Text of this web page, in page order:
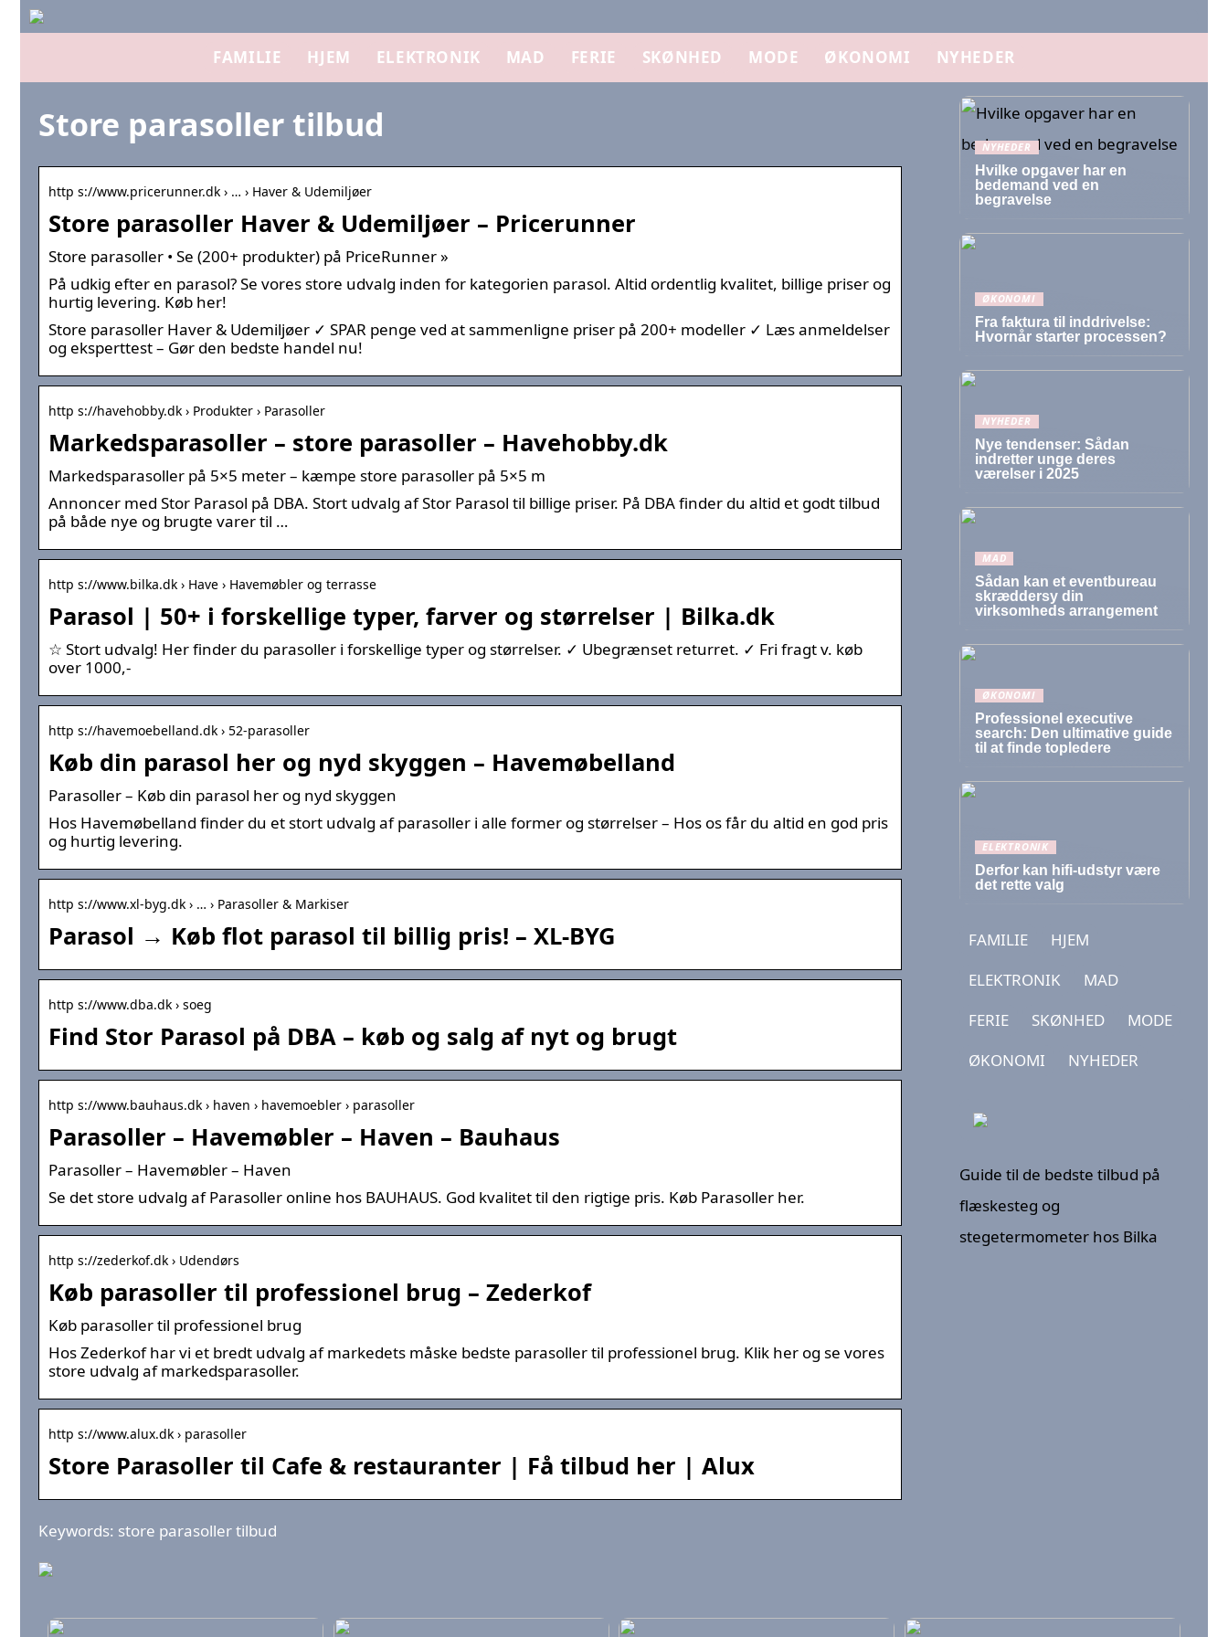
FAMILIE HJEM ELEKTRONIK MAD FERIE SKØNHED MODE ØKONOMI NYHEDER
Store parasoller tilbud
http s://www.pricerunner.dk › … › Haver & Udemiljøer
Store parasoller Haver & Udemiljøer – Pricerunner
Store parasoller • Se (200+ produkter) på PriceRunner »
På udkig efter en parasol? Se vores store udvalg inden for kategorien parasol. Altid ordentlig kvalitet, billige priser og
hurtig levering. Køb her!
Store parasoller Haver & Udemiljøer ✓ SPAR penge ved at sammenligne priser på 200+ modeller ✓ Læs anmeldelser
og eksperttest – Gør den bedste handel nu!
http s://havehobby.dk › Produkter › Parasoller
Markedsparasoller – store parasoller – Havehobby.dk
Markedsparasoller på 5×5 meter – kæmpe store parasoller på 5×5 m
Annoncer med Stor Parasol på DBA. Stort udvalg af Stor Parasol til billige priser. På DBA finder du altid et godt tilbud
på både nye og brugte varer til …
http s://www.bilka.dk › Have › Havemøbler og terrasse
Parasol | 50+ i forskellige typer, farver og størrelser | Bilka.dk
☆ Stort udvalg! Her finder du parasoller i forskellige typer og størrelser. ✓ Ubegrænset returret. ✓ Fri fragt v. køb
over 1000,-
http s://havemoebelland.dk › 52-parasoller
Køb din parasol her og nyd skyggen – Havemøbelland
Parasoller – Køb din parasol her og nyd skyggen
Hos Havemøbelland finder du et stort udvalg af parasoller i alle former og størrelser – Hos os får du altid en god pris
og hurtig levering.
http s://www.xl-byg.dk › … › Parasoller & Markiser
Parasol → Køb flot parasol til billig pris! – XL-BYG
http s://www.dba.dk › soeg
Find Stor Parasol på DBA – køb og salg af nyt og brugt
http s://www.bauhaus.dk › haven › havemoebler › parasoller
Parasoller – Havemøbler – Haven – Bauhaus
Parasoller – Havemøbler – Haven
Se det store udvalg af Parasoller online hos BAUHAUS. God kvalitet til den rigtige pris. Køb Parasoller her.
http s://zederkof.dk › Udendørs
Køb parasoller til professionel brug – Zederkof
Køb parasoller til professionel brug
Hos Zederkof har vi et bredt udvalg af markedets måske bedste parasoller til professionel brug. Klik her og se vores
store udvalg af markedsparasoller.
http s://www.alux.dk › parasoller
Store Parasoller til Cafe & restauranter | Få tilbud her | Alux
Keywords: store parasoller tilbud
NYHEDER
Hvilke opgaver har en
bedemand ved en
begravelse
ØKONOMI
Fra faktura til inddrivelse:
Hvornår starter processen?
NYHEDER
Nye tendenser: Sådan
indretter unge deres
værelser i 2025
MAD
Sådan kan et eventbureau
skræddersy din
virksomheds arrangement
ØKONOMI
Professionel executive
search: Den ultimative guide
til at finde topledere
ELEKTRONIK
Derfor kan hifi-udstyr være
det rette valg
FAMILIE
HJEM
ELEKTRONIK
MAD
FERIE
SKØNHED
MODE
ØKONOMI
NYHEDER
Guide til de bedste tilbud på
flæskesteg og
stegetermometer hos Bilka